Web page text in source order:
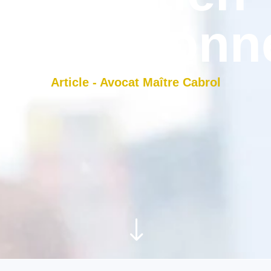
Article - Avocat Maître Cabrol
"